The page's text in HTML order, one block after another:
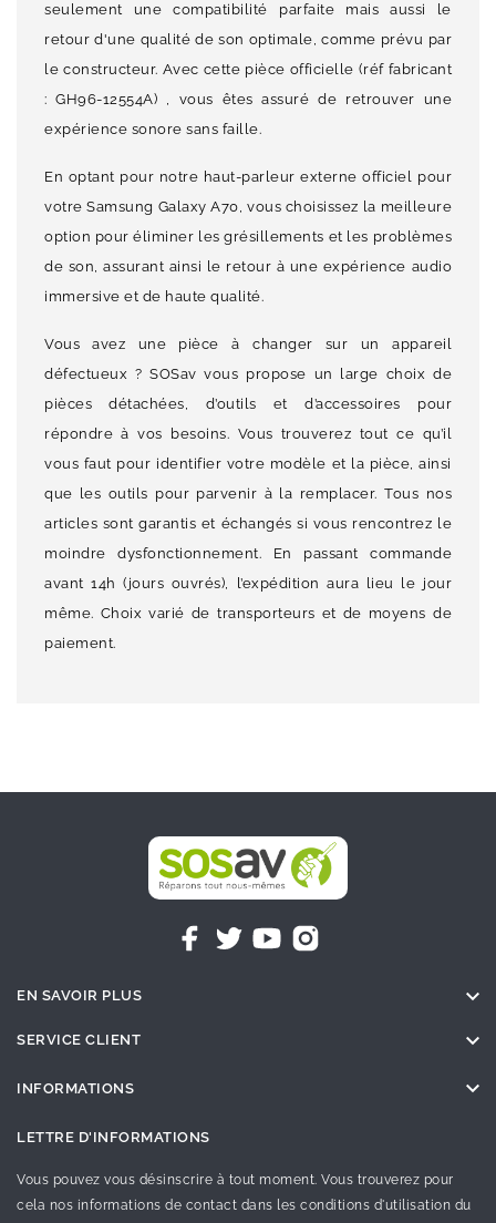
seulement une compatibilité parfaite mais aussi le
retour d'une qualité de son optimale, comme prévu par
le constructeur. Avec cette pièce officielle (réf fabricant
: GH96-12554A) , vous êtes assuré de retrouver une
expérience sonore sans faille.
En optant pour notre haut-parleur externe officiel pour
votre Samsung Galaxy A70, vous choisissez la meilleure
option pour éliminer les grésillements et les problèmes
de son, assurant ainsi le retour à une expérience audio
immersive et de haute qualité.
Vous avez une pièce à changer sur un appareil
défectueux ? SOSav vous propose un large choix de
pièces détachées, d’outils et d’accessoires pour
répondre à vos besoins. Vous trouverez tout ce qu’il
vous faut pour identifier votre modèle et la pièce, ainsi
que les outils pour parvenir à la remplacer. Tous nos
articles sont garantis et échangés si vous rencontrez le
moindre dysfonctionnement. En passant commande
avant 14h (jours ouvrés), l’expédition aura lieu le jour
même. Choix varié de transporteurs et de moyens de
paiement.
EN SAVOIR PLUS 
SERVICE CLIENT 
INFORMATIONS 
LETTRE D'INFORMATIONS
Vous pouvez vous désinscrire à tout moment. Vous trouverez pour
cela nos informations de contact dans les conditions d'utilisation du